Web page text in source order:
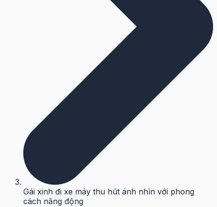
Gái xinh đi xe máy thu hút ánh nhìn với phong
cách năng động